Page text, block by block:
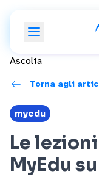
Ascolta
Torna agli
myedu
Le
MyEdu